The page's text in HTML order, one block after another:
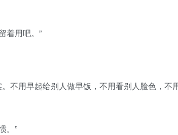
着用吧。”
用早起给别人做早饭，不用看别人脸色，不
。”